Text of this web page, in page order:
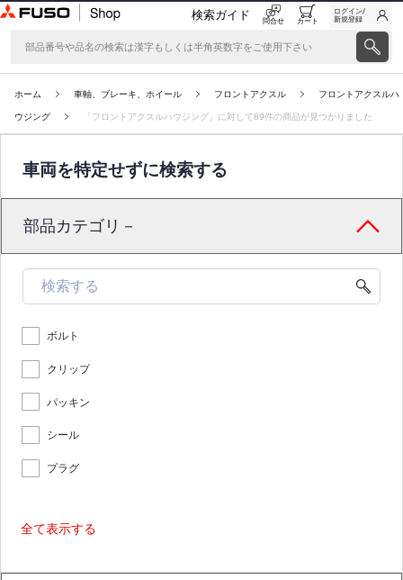
検索ガイド 問合せ カート
ログイン/
新規登録
ホーム 車軸、ブレーキ、ホイール フロントアクスル フロントアクスルハ
ウジング 「フロントアクスルハウジング」に対して89件の商品が見つかりました
車両を特定せずに検索する
部品カテゴリ－
ボルト
クリップ
パッキン
シール
プラグ
全て表示する